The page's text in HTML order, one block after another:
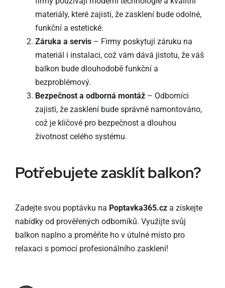
materiály, které zajistí, že zasklení bude odolné,
funkční a estetické.
Záruka a servis– Firmy poskytují záruku na
materiál i instalaci, což vám dává jistotu, že váš
balkon bude dlouhodobě funkční a
bezproblémový.
Bezpečnost a odborná montáž– Odborníci
zajistí, že zasklení bude správně namontováno,
což je klíčové pro bezpečnost a dlouhou
životnost celého systému.
Potřebujete zasklít balkon?
Zadejte svou poptávku na Poptavka365.cza získejte
nabídky od prověřených odborníků. Využijte svůj
balkon naplno a proměňte ho v útulné místo pro
relaxaci s pomocí profesionálního zasklení!